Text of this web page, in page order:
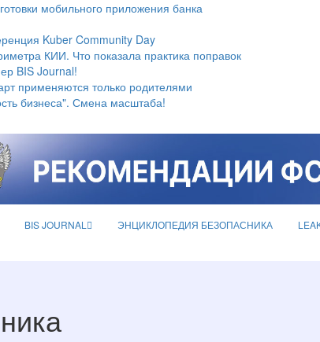
мобильного приложения банка
Kuber Community Day
КИИ. Что показала практика поправок
BIS Journal!
применяются только родителями
бизнеса". Смена масштаба!
BIS JOURNAL ЭНЦИКЛОПЕДИЯ БЕЗОПАСНИКА